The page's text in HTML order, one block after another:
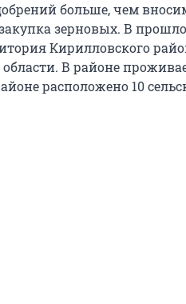
больше, чем
зерновых. В
Кирилловского
В районе
расположено 10